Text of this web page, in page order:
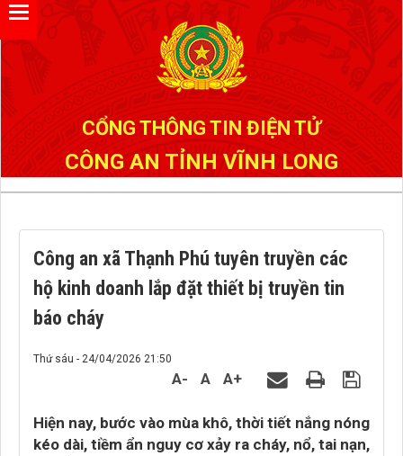
CỔNG THÔNG TIN ĐIỆN TỬ
CÔNG AN TỈNH VĨNH LONG
Công an xã Thạnh Phú tuyên truyền các
hộ kinh doanh lắp đặt thiết bị truyền tin
báo cháy
Thứ sáu - 24/04/2026 21:50
A- A A+
Hiện nay, bước vào mùa khô, thời tiết nắng nóng
kéo dài, tiềm ẩn nguy cơ xảy ra cháy, nổ, tai nạn,